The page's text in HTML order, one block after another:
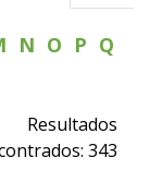
N O P Q
Resultados
343